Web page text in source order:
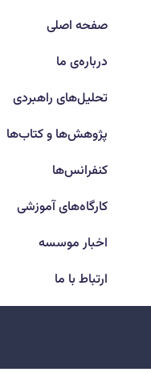
صفحه اصلی
درباره‌ی ما
تحلیل‌های راهبردی
پژوهش‌ها و کتاب‌ها
کنفرانس‌ها
کارگاه‌های آموزشی
اخبار موسسه
ارتباط با ما